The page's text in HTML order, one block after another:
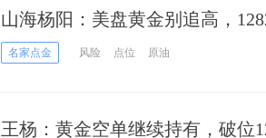
山海杨阳：美盘黄金别追高，
名家点金 风险 点位 原油
王杨：黄金空单继续持有，破位